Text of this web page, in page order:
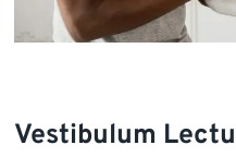
Vestibulum